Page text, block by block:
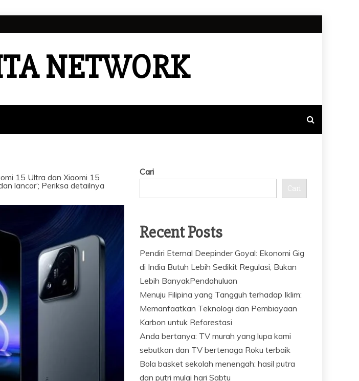
NETWORK
15 Ultra dan Xiaomi 15
lancar’; Periksa detailnya
Cari
Cari
Recent Posts
Pendiri Eternal Deepinder Goyal: Ekonomi Gig
di India Butuh Lebih Sedikit Regulasi, Bukan
Lebih BanyakPendahuluan
Menuju Filipina yang Tangguh terhadap Iklim:
Memanfaatkan Teknologi dan Pembiayaan
Karbon untuk Reforestasi
Anda bertanya: TV murah yang lupa kami
sebutkan dan TV bertenaga Roku terbaik
Bola basket sekolah menengah: hasil putra
dan putri mulai hari Sabtu